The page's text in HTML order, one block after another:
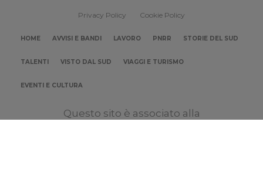
Privacy Policy Cookie Policy
HOME AVVISI E BANDI LAVORO PNRR STORIE DEL SUD
TALENTI VISTO DAL SUD VIAGGI E TURISMO
EVENTI E CULTURA
Questo sito è associato alla